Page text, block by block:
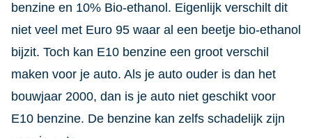
benzine en 10% Bio-ethanol. Eigenlijk verschilt dit
niet veel met Euro 95 waar al een beetje bio-ethanol
bijzit. Toch kan E10 benzine een groot verschil
maken voor je auto. Als je auto ouder is dan het
bouwjaar 2000, dan is je auto niet geschikt voor
E10 benzine. De benzine kan zelfs schadelijk zijn